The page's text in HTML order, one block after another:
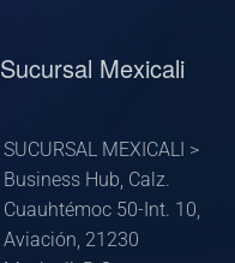
Sucursal Mexicali
SUCURSAL MEXICALI >
Business Hub, Calz.
Cuauhtémoc 50-Int. 10,
Aviación, 21230